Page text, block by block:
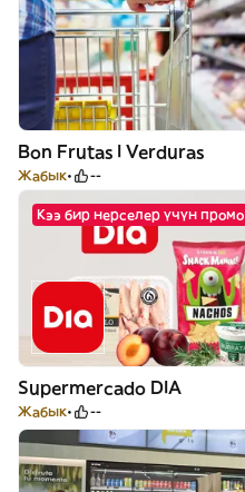
Bon Frutas I Verduras
Жабык --
Кээ бир нерселер үчүн промо
Supermercado DIA
Жабык --